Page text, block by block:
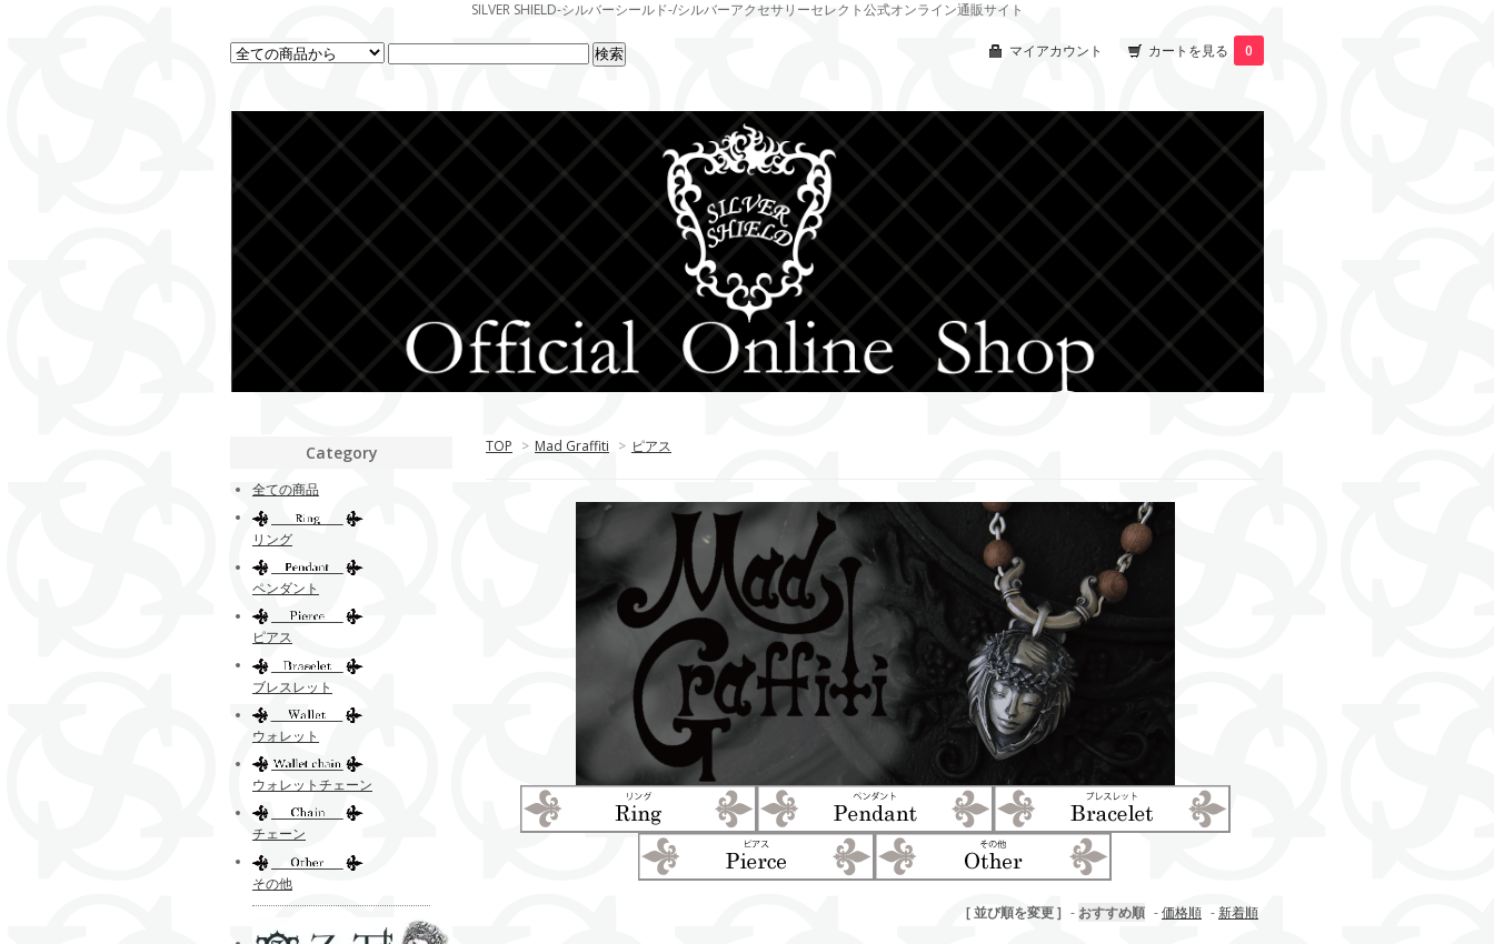
SILVER SHIELD-シルバーシールド-/シルバーアクセサリーセレクト公式オンライン通販サイト
マイアカウント カートを見る 0
TOP > Mad Graffiti > ピアス
[ 並び順を変更 ] - おすすめ順 -価格順 -新着順
Category
全ての商品
リング
ペンダント
ピアス
ブレスレット
ウォレット
ウォレットチェーン
チェーン
その他